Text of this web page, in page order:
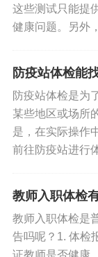
这些测试只能提
健康问题。另外
防疫站体检能
防疫站体检是为
某些地区或场所
是，在实际操作
前往防疫站进行
教师入职体检
教师入职体检是
告吗呢？1. 体检
证教师是否健康